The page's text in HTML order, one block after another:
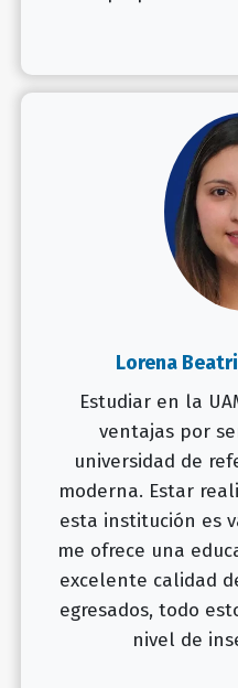
Lorena
Estudiar en la
ventajas por
universidad de
moderna. Estar
esta institución es
me ofrece una
excelente calidad
egresados, todo
nivel de